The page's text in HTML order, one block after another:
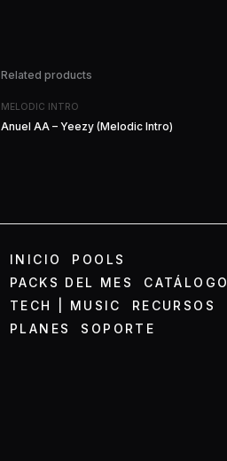
Related products
MELODIC INTRO
Anuel AA – Yeezy (Melodic Intro)
INICIO
POOLS
PACKS DEL MES
CATÁLOGO
TECH | MUSIC
RECURSOS
PLANES
SOPORTE